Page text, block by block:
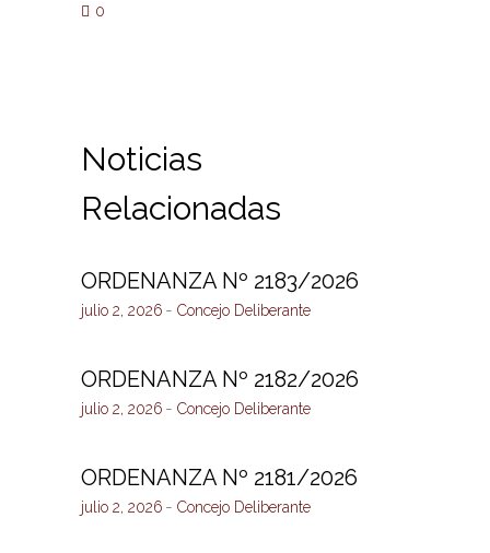
0
Noticias
Relacionadas
ORDENANZA Nº 2183/2026
julio 2, 2026 Concejo Deliberante
ORDENANZA Nº 2182/2026
julio 2, 2026 Concejo Deliberante
ORDENANZA Nº 2181/2026
julio 2, 2026 Concejo Deliberante